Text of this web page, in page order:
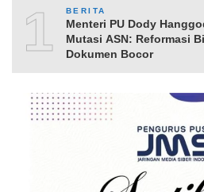
10BERITA
Menteri PU Dody
Mutasi ASN: Reformasi
Dokumen Bocor